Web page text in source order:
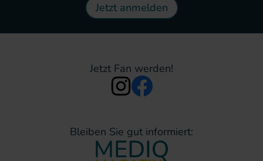
Jetzt anmelden
Jetzt Fan werden!
Bleiben Sie gut informiert: